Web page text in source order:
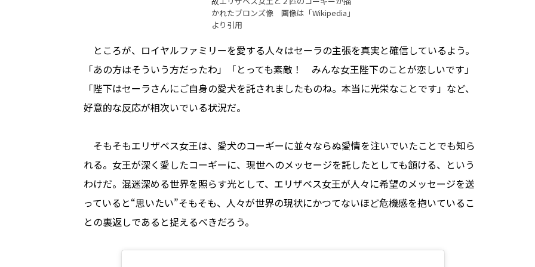
かれたブロンズ像 画像は「Wikipedia 」
より引用
ところが、ロイヤルファミリーを愛する人々はセーラの主張を真実と確信しているよう。
「あの方はそういう方だったわ」「とっても素敵！ みんな女王陛下のことが恋しいです」
「陛下はセーラさんにご自身の愛犬を託されましたものね。本当に光栄なことです」など、
好意的な反応が相次いでいる状況だ。
そもそもエリザベス女王は、愛犬のコーギーに並々ならぬ愛情を注いでいたことでも知ら
れる。女王が深く愛したコーギーに、現世へのメッセージを託したとしても頷ける、という
わけだ。混迷深める世界を照らす光として、エリザベス女王が人々に希望のメッセージを送
っていると“思いたい”――そもそも、人々が世界の現状にかつてないほど危機感を抱いているこ
との裏返しであると捉えるべきだろう。